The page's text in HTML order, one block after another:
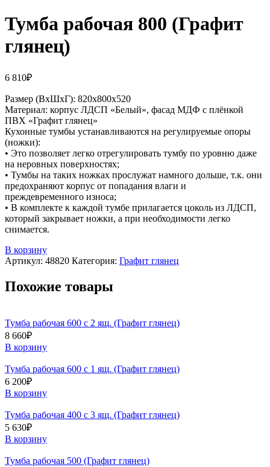
Тумба рабочая 800 (Графит
глянец)
6 810₽
Размер (ВхШхГ): 820х800х520
Материал: корпус ЛДСП «Белый», фасад МДФ с плёнкой
ПВХ «Графит глянец»
Кухонные тумбы устанавливаются на регулируемые опоры
(ножки):
• Это позволяет легко отрегулировать тумбу по уровню даже
на неровных поверхностях;
• Тумбы на таких ножках прослужат намного дольше, т.к. они
предохраняют корпус от попадания влаги и
преждевременного износа;
• В комплекте к каждой тумбе прилагается цоколь из ЛДСП,
который закрывает ножки, а при необходимости легко
снимается.
В корзину
Артикул: 48820 Категория: Графит глянец
Похожие товары
Тумба рабочая 600 с 2 ящ. (Графит глянец)
8 660₽
В корзину
Тумба рабочая 600 с 1 ящ. (Графит глянец)
6 200₽
В корзину
Тумба рабочая 400 с 3 ящ. (Графит глянец)
5 630₽
В корзину
Тумба рабочая 500 (Графит глянец)